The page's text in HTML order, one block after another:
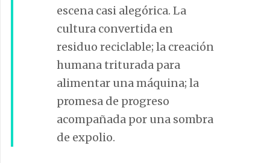
escena casi alegórica. La
cultura convertida en
residuo reciclable; la creación
humana triturada para
alimentar una máquina; la
promesa de progreso
acompañada por una sombra
de expolio.